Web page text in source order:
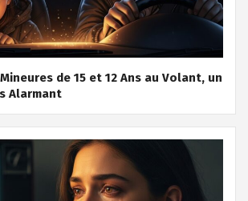
de 15 et 12 Ans au Volant, un
Alarmant